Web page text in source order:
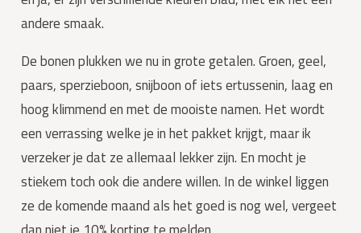
andere smaak.
De bonen plukken we nu in grote getalen. Groen, geel,
paars, sperzieboon, snijboon of iets ertussenin, laag en
hoog klimmend en met de mooiste namen. Het wordt
een verrassing welke je in het pakket krijgt, maar ik
verzeker je dat ze allemaal lekker zijn. En mocht je
stiekem toch ook die andere willen. In de winkel liggen
ze de komende maand als het goed is nog wel, vergeet